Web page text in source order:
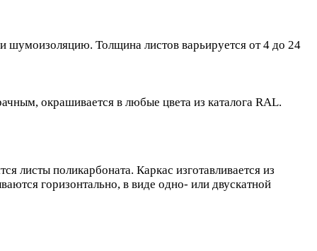
Толщина листов варьируется от 4 до 24
окрашивается в любые цвета из каталога RAL.
листы поликарбоната. Каркас изготавливается из
горизонтально, в виде одно- или двускатной